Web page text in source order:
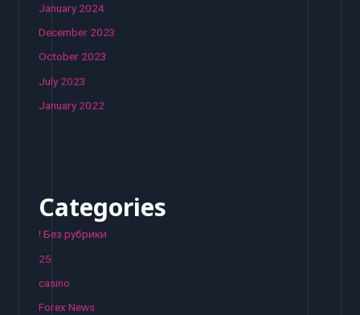
January 2024
December 2023
October 2023
July 2023
January 2022
Categories
! Без рубрики
25
casino
Forex News